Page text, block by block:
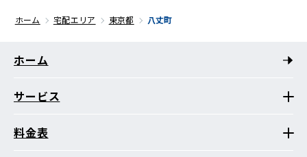
ホーム 宅配エリア 東京都 八丈町
ホーム
サービス
料金表